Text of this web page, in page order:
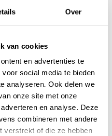
Over
van cookies
en advertenties te
social media te bieden
analyseren. Ook delen we
onze site met onze
en analyse. Deze
combineren met andere
verstrekt of die ze hebben
mooiste
Eric Christian